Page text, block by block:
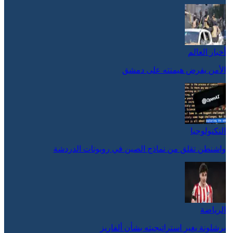
أخبار العالم
الأمن يفرض هيمنته على دمشق
التكنولوجيا
واشنطن تقلق من نماذج الصين في روبوتات الدردشة
الرياضة
برشلونة يغير استراتيجيته بشأن ألفاريز